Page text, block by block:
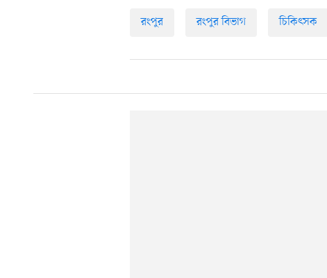
রংপুর রংপুর বিভাগ চিকিৎসক